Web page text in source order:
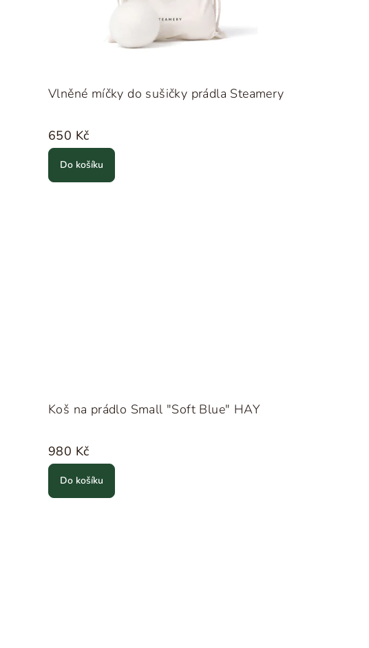
Vlněné míčky do sušičky prádla Steamery
650 Kč
Do košíku
Koš na prádlo Small "Soft Blue" HAY
980 Kč
Do košíku